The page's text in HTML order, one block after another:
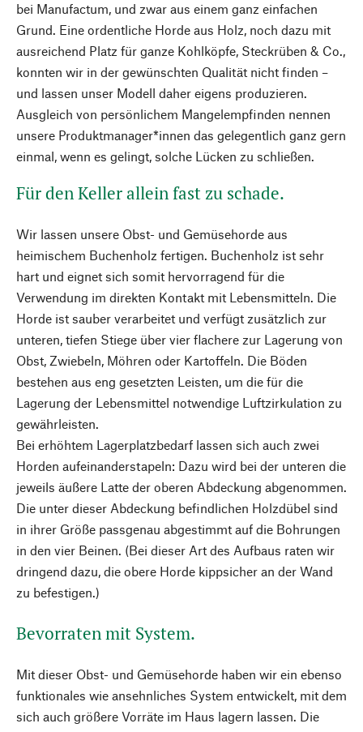
bei Manufactum, und zwar aus einem ganz einfachen
Grund. Eine ordentliche Horde aus Holz, noch dazu mit
ausreichend Platz für ganze Kohlköpfe, Steckrüben & Co.,
konnten wir in der gewünschten Qualität nicht finden –
und lassen unser Modell daher eigens produzieren.
Ausgleich von persönlichem Mangelempfinden nennen
unsere Produktmanager*innen das gelegentlich ganz gern
einmal, wenn es gelingt, solche Lücken zu schließen.
Für den Keller allein fast zu schade.
Wir lassen unsere Obst- und Gemüsehorde aus
heimischem Buchenholz fertigen. Buchenholz ist sehr
hart und eignet sich somit hervorragend für die
Verwendung im direkten Kontakt mit Lebensmitteln. Die
Horde ist sauber verarbeitet und verfügt zusätzlich zur
unteren, tiefen Stiege über vier flachere zur Lagerung von
Obst, Zwiebeln, Möhren oder Kartoffeln. Die Böden
bestehen aus eng gesetzten Leisten, um die für die
Lagerung der Lebensmittel notwendige Luftzirkulation zu
gewährleisten.
Bei erhöhtem Lagerplatzbedarf lassen sich auch zwei
Horden aufeinanderstapeln: Dazu wird bei der unteren die
jeweils äußere Latte der oberen Abdeckung abgenommen.
Die unter dieser Abdeckung befindlichen Holzdübel sind
in ihrer Größe passgenau abgestimmt auf die Bohrungen
in den vier Beinen. (Bei dieser Art des Aufbaus raten wir
dringend dazu, die obere Horde kippsicher an der Wand
zu befestigen.)
Bevorraten mit System.
Mit dieser Obst- und Gemüsehorde haben wir ein ebenso
funktionales wie ansehnliches System entwickelt, mit dem
sich auch größere Vorräte im Haus lagern lassen. Die